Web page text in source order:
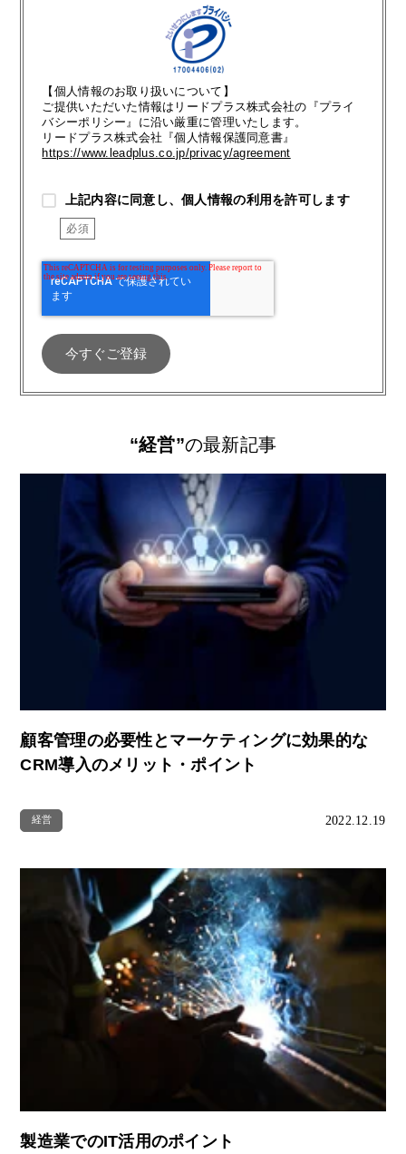
【個人情報のお取り扱いについて】
ご提供いただいた情報はリードプラス株式会社の『プライ
バシーポリシー』に沿い厳重に管理いたします。
リードプラス株式会社『個人情報保護同意書』
https://www.leadplus.co.jp/privacy/agreement
上記内容に同意し、個人情報の利用を許可します
“経営”の最新記事
顧客管理の必要性とマーケティングに効果的な
CRM導入のメリット・ポイント
経営 2022.12.19
製造業でのIT活用のポイント